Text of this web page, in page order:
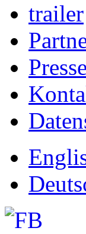
trailer
Presse